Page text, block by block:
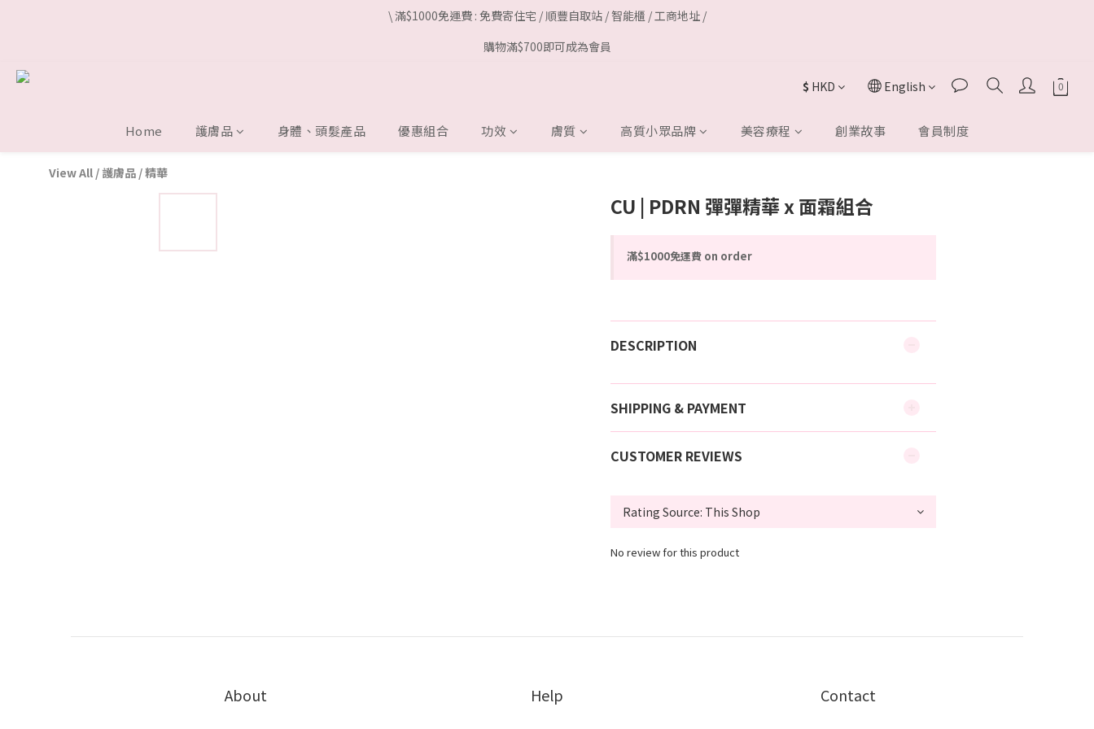
\ 滿$1000免運費 : 免費寄住宅 / 順豐自取站 / 智能櫃 / 工商地址 /
購物滿$700即可成為會員
$ HKD English
Home 護膚品 身體、頭髮產品 優惠組合 功效 膚質 高質小眾品牌 美容療程 創業故事 會員制度
View All /護膚品 /精華
CU | PDRN 彈彈精華 x 面霜組合
滿$1000免運費 on order
DESCRIPTION
SHIPPING & PAYMENT
CUSTOMER REVIEWS
No review for this product
About Help Contact